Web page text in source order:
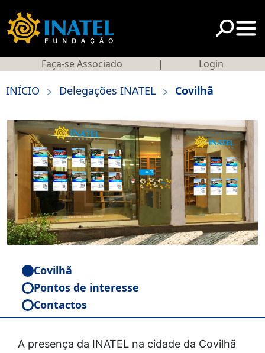
Faça-se Associado | Login
INÍCIO > Delegações INATEL > Covilhã
Covilhã
Pontos de interesse
Contactos
A presença da INATEL na cidade da Covilhã